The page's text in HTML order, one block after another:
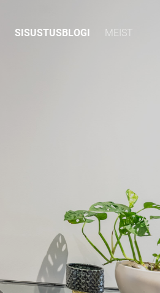
SISUSTUSBLOGI MEIST